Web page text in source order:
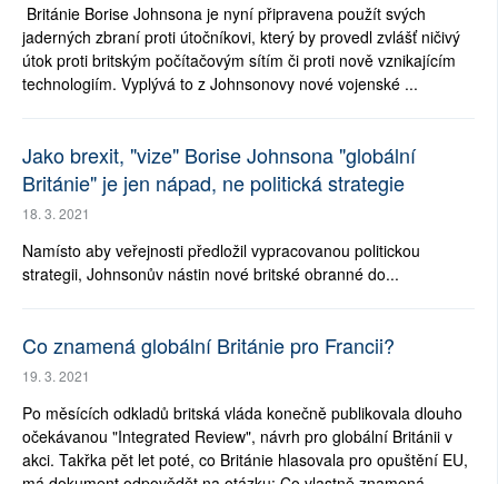
Británie Borise Johnsona je nyní připravena použít svých
jaderných zbraní proti útočníkovi, který by provedl zvlášť ničivý
útok proti britským počítačovým sítím či proti nově vznikajícím
technologiím. Vyplývá to z Johnsonovy nové vojenské ...
Jako brexit, "vize" Borise Johnsona "globální
Británie" je jen nápad, ne politická strategie
18. 3. 2021
Namísto aby veřejnosti předložil vypracovanou politickou
strategii, Johnsonův nástin nové britské obranné do...
Co znamená globální Británie pro Francii?
19. 3. 2021
Po měsících odkladů britská vláda konečně publikovala dlouho
očekávanou "Integrated Review", návrh pro globální Británii v
akci. Takřka pět let poté, co Británie hlasovala pro opuštění EU,